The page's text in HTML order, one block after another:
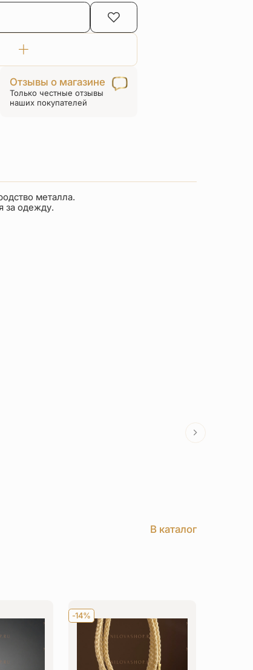
Цепь
(цепочка)
«Ролло»
Отзывы о магазине
Только честные отзывы
наших покупателей
металла.
за одежду.
В каталог
-14%